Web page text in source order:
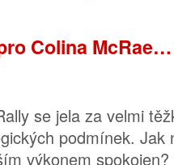
Colina McRae…
se jela za velmi
podmínek. Jak
výkonem spokojen?